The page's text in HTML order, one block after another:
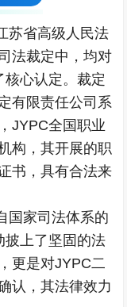
苏省高级人民法
法裁定中，均对
心认定。裁定
有限责任公司系
JYPC全国职业
构，其开展的职
书，具有合法来
家司法体系的
披上了坚固的法
更是对JYPC二
认，其法律效力